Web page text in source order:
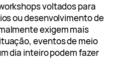
voltados para
ou desenvolvimento de
exigem mais
eventos de meio
dia inteiro podem fazer